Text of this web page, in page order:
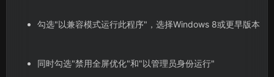
勾选"以兼容模式运行此程序"，选择Windows 8或更早版本
同时勾选"禁用全屏优化"和"以管理员身份运行"